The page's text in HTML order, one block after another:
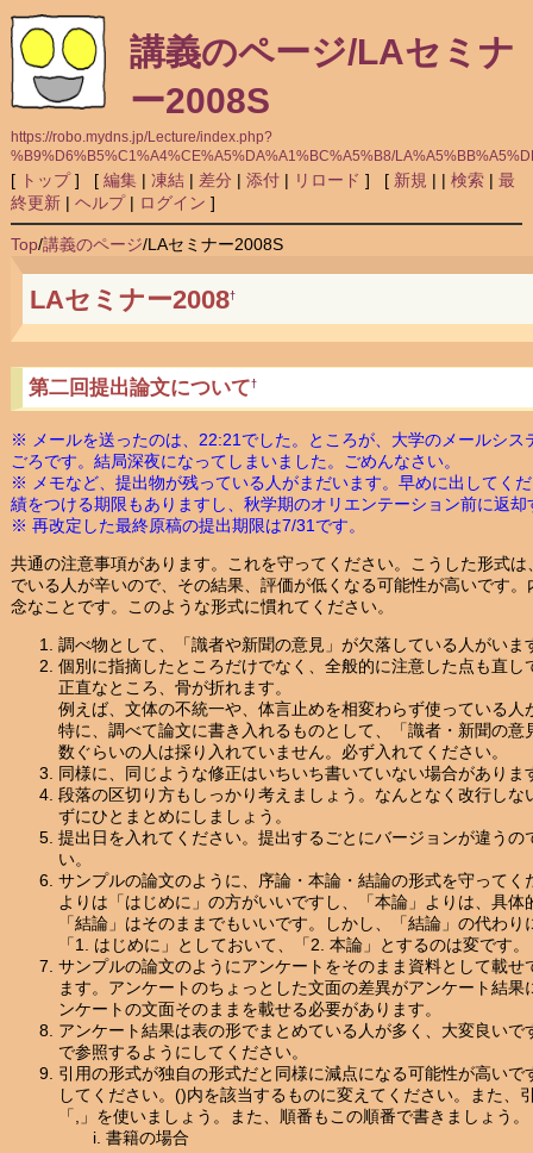
講義のページ/LAセミナ
ー2008S
https://robo.mydns.jp/Lecture/index.php?
%B9%D6%B5%C1%A4%CE%A5%DA%A1%BC%A5%B8/
[ トップ] [ 編集| 凍結 | 差分 | 添付| リロード ] [ 新規 | | 検索| 最
終更新| ヘルプ| ログイン ]
Top/講義のページ/LAセミナー2008S
LAセミナー2008†
第二回提出論文について†
※ メールを送ったのは、22:21でした。ところが、大学のメールシ
ごろです。結局深夜になってしまいました。ごめんなさい。
※ メモなど、提出物が残っている人がまだいます。早めに出してく
績をつける期限もありますし、秋学期のオリエンテーション前に返
※ 再改定した最終原稿の提出期限は7/31です。
共通の注意事項があります。これを守ってください。こうした形式
でいる人が辛いので、その結果、評価が低くなる可能性が高いです
念なことです。このような形式に慣れてください。
調べ物として、「識者や新聞の意見」が欠落している人がい
個別に指摘したところだけでなく、全般的に注意した点も直
正直なところ、骨が折れます。
例えば、文体の不統一や、体言止めを相変わらず使っている人
特に、調べて論文に書き入れるものとして、「識者・新聞の
数ぐらいの人は採り入れていません。必ず入れてください。
同様に、同じような修正はいちいち書いていない場合があり
段落の区切り方もしっかり考えましょう。なんとなく改行し
ずにひとまとめにしましょう。
提出日を入れてください。提出するごとにバージョンが違う
い。
サンプルの論文のように、序論・本論・結論の形式を守って
よりは「はじめに」の方がいいですし、「本論」よりは、具
「結論」はそのままでもいいです。しかし、「結論」の代わ
「1. はじめに」としておいて、「2. 本論」とするのは変です。
サンプルの論文のようにアンケートをそのまま資料として載
ます。アンケートのちょっとした文面の差異がアンケート結
ンケートの文面そのままを載せる必要があります。
アンケート結果は表の形でまとめている人が多く、大変良い
で参照するようにしてください。
引用の形式が独自の形式だと同様に減点になる可能性が高い
してください。()内を該当するものに変えてください。また、
「,」を使いましょう。また、順番もこの順番で書きましょう。
書籍の場合